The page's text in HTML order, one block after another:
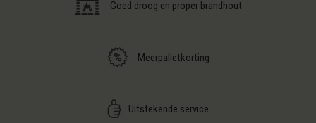
Goed droog en proper brandhout
Meerpalletkorting
Uitstekende service